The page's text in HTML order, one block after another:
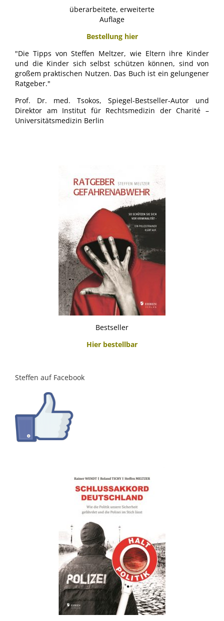
überarbeitete, erweiterte
Auflage
Bestellung hier
"Die Tipps von Steffen Meltzer, wie Eltern ihre Kinder
und die Kinder sich selbst schützen können, sind von
großem praktischen Nutzen. Das Buch ist ein gelungener
Ratgeber."
Prof. Dr. med. Tsokos, Spiegel-Bestseller-Autor und
Direktor am Institut für Rechtsmedizin der Charité –
Universitätsmedizin Berlin
Bestseller
Hier bestellbar
Steffen auf Facebook